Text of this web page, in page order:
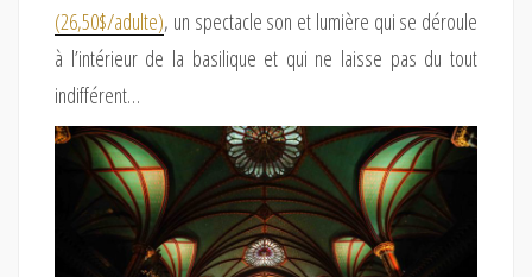
(26,50$/adulte), un spectacle son et lumière qui se déroule
à l’intérieur de la basilique et qui ne laisse pas du tout
indifférent…